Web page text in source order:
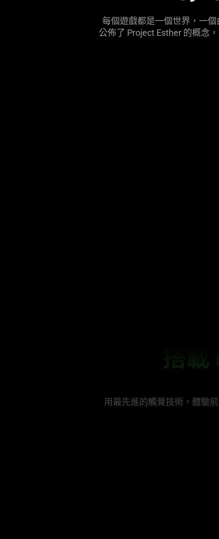
每個遊戲都是一個世界，一
公佈了 Project Esther 的概念
搭載
用最先進的觸覺技術，體驗